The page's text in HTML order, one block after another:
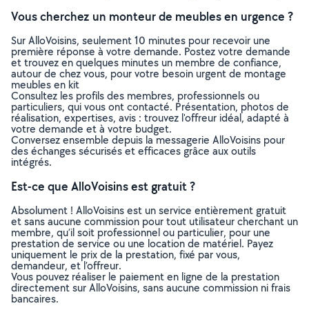
Vous cherchez un monteur de meubles en urgence ?
Sur AlloVoisins, seulement 10 minutes pour recevoir une
première réponse à votre demande. Postez votre demande
et trouvez en quelques minutes un membre de confiance,
autour de chez vous, pour votre besoin urgent de montage
meubles en kit
Consultez les profils des membres, professionnels ou
particuliers, qui vous ont contacté. Présentation, photos de
réalisation, expertises, avis : trouvez l'offreur idéal, adapté à
votre demande et à votre budget.
Conversez ensemble depuis la messagerie AlloVoisins pour
des échanges sécurisés et efficaces grâce aux outils
intégrés.
Est-ce que AlloVoisins est gratuit ?
Absolument ! AlloVoisins est un service entièrement gratuit
et sans aucune commission pour tout utilisateur cherchant un
membre, qu’il soit professionnel ou particulier, pour une
prestation de service ou une location de matériel. Payez
uniquement le prix de la prestation, fixé par vous,
demandeur, et l’offreur.
Vous pouvez réaliser le paiement en ligne de la prestation
directement sur AlloVoisins, sans aucune commission ni frais
bancaires.